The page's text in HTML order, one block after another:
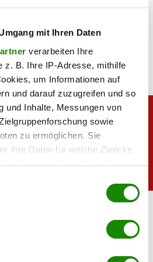
mit Ihren Daten
verarbeiten Ihre
z. B. Ihre IP-Adresse, mithilfe
um Informationen auf
und darauf zuzugreifen und so
und Inhalte, Messungen von
sowie
zu ermöglichen. Sie
Ihre Daten für welche Zwecke
jederzeit über die
widerrufen
Ihre geografische Lage